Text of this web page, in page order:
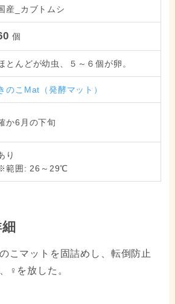
産_カブトムシ
個
とんどが幼虫、５～６個が卵。
のこMat（発酵マット）
か6月の下旬
り
範囲: 26～29℃
こマットを固詰めし、転倒防止
♀を放した。